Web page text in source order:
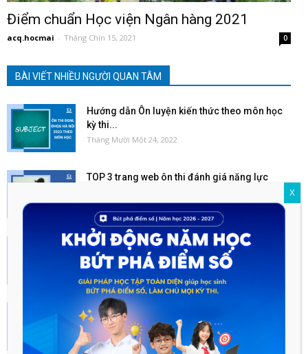
Điểm chuẩn Học viện Ngân hàng 2021
acq.hocmai - Tháng Chín 15, 2021 0
BÀI VIẾT NHIỀU NGƯỜI QUAN TÂM
Hướng dẫn Ôn luyện kiến thức theo môn học
kỳ thi...
Tháng Mười Một 24, 2022
TOP 3 trang web ôn thi đánh giá năng lực
Tháng Sáu 17, 2022
Đề thi đánh giá năng lực 2022 tất cả các
trường
Tháng Sáu 18, 2022
Hướng dẫn Ôn luyện kiến thức thi ĐGNL HSA
2023 theo...
Tháng Mười Một 24, 2022
X